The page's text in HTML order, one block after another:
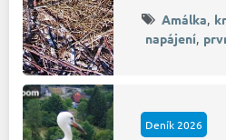
Amálka,
napájení,
Deník 2026